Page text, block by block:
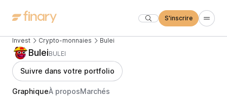
S'inscrire
Invest Crypto-monnaies Bulei
BuleiBULEI
Suivre dans votre portfolio
GraphiqueÀ proposMarchés